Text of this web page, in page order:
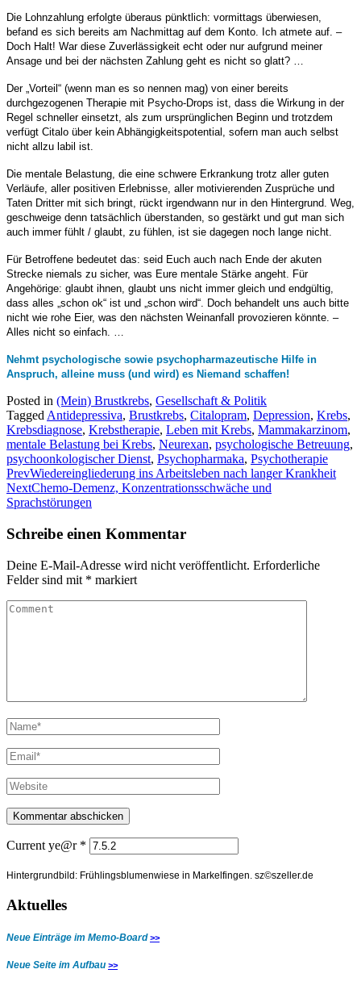
Die Lohnzahlung erfolgte überaus pünktlich: vormittags überwiesen,
befand es sich bereits am Nachmittag auf dem Konto. Ich atmete auf. –
Doch Halt! War diese Zuverlässigkeit echt oder nur aufgrund meiner
Ansage und bei der nächsten Zahlung geht es nicht so glatt? …
Der „Vorteil“ (wenn man es so nennen mag) von einer bereits
durchgezogenen Therapie mit Psycho-Drops ist, dass die Wirkung in der
Regel schneller einsetzt, als zum ursprünglichen Beginn und trotzdem
verfügt Citalo über kein Abhängigkeitspotential, sofern man auch selbst
nicht allzu labil ist.
Die mentale Belastung, die eine schwere Erkrankung trotz aller guten
Verläufe, aller positiven Erlebnisse, aller motivierenden Zusprüche und
Taten Dritter mit sich bringt, rückt irgendwann nur in den Hintergrund. Weg,
geschweige denn tatsächlich überstanden, so gestärkt und gut man sich
auch immer fühlt / glaubt, zu fühlen, ist sie dagegen noch lange nicht.
Für Betroffene bedeutet das: seid Euch auch nach Ende der akuten
Strecke niemals zu sicher, was Eure mentale Stärke angeht. Für
Angehörige: glaubt ihnen, glaubt uns nicht immer gleich und endgültig,
dass alles „schon ok“ ist und „schon wird“. Doch behandelt uns auch bitte
nicht wie rohe Eier, was den nächsten Weinanfall provozieren könnte. –
Alles nicht so einfach. …
Nehmt psychologische sowie psychopharmazeutische Hilfe in
Anspruch, alleine muss (und wird) es Niemand schaffen!
Posted in (Mein) Brustkrebs, Gesellschaft & Politik
Tagged Antidepressiva, Brustkrebs, Citalopram, Depression, Krebs,
Krebsdiagnose, Krebstherapie, Leben mit Krebs, Mammakarzinom,
mentale Belastung bei Krebs, Neurexan, psychologische Betreuung,
psychoonkologischer Dienst, Psychopharmaka, Psychotherapie
PrevWiedereingliederung ins Arbeitsleben nach langer Krankheit
NextChemo-Demenz, Konzentrationsschwäche und
Sprachstörungen
Schreibe einen Kommentar
Deine E-Mail-Adresse wird nicht veröffentlicht. Erforderliche
Felder sind mit * markiert
Current ye@r *
Hintergrundbild: Frühlingsblumenwiese in Markelfingen. sz©szeller.de
Aktuelles
Neue Einträge im Memo-Board>>
Neue Seite im Aufbau >>